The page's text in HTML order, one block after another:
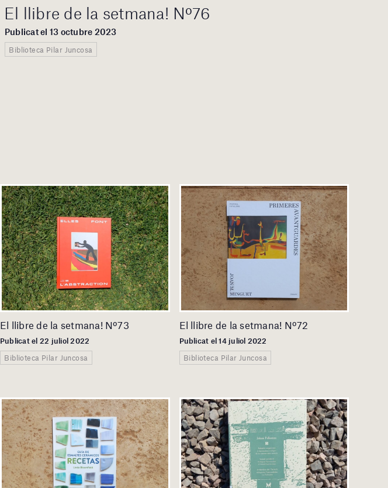
El llibre de la setmana! Nº76
Publicat el 13 octubre 2023
Biblioteca Pilar Juncosa
El llibre de la setmana! Nº73
Publicat el 22 juliol 2022
Biblioteca Pilar Juncosa
El llibre de la setmana! Nº72
Publicat el 14 juliol 2022
Biblioteca Pilar Juncosa